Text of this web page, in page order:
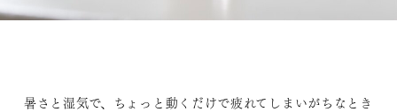
暑さと湿気で、ちょっと動くだけで疲れてしまいがちなとき